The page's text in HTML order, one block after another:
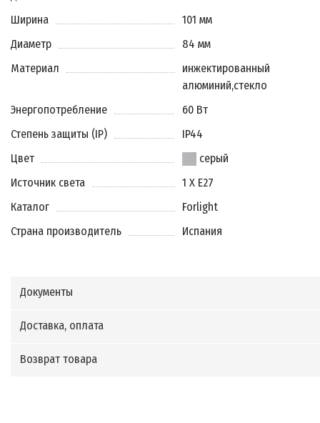
Ширина
101 мм
Диаметр
84 мм
Материал
инжектированный
алюминий,стекло
Энергопотребление
60 Вт
Степень защиты (IP)
IP44
Цвет
серый
Источник света
1 X E27
Каталог
Forlight
Страна производитель
Испания
Документы
Доставка, оплата
Возврат товара